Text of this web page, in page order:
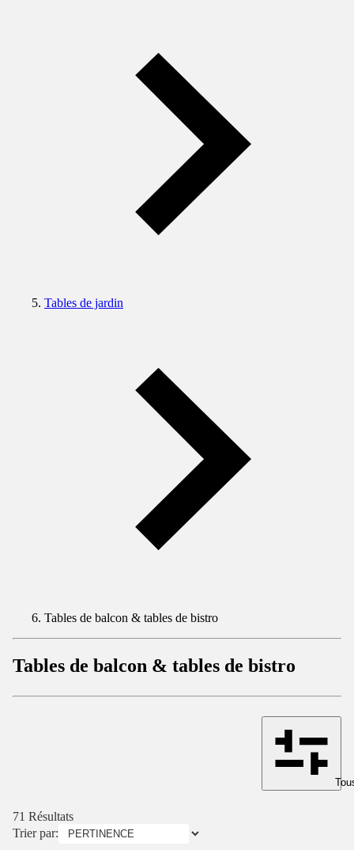
Tables de jardin
Tables de balcon & tables de bistro
Tables de balcon & tables de bistro
71 Résultats
Trier par: